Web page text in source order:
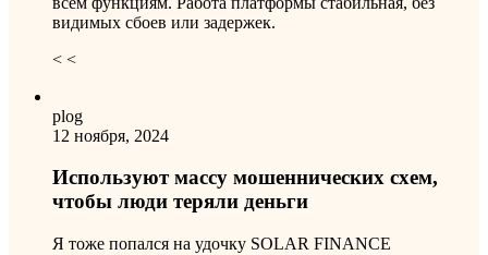
видимых сбоев или задержек.
< <
plog
12 ноября, 2024
Используют массу мошеннических схем,
чтобы люди теряли деньги
Я тоже попался на удочку SOLAR FINANCE